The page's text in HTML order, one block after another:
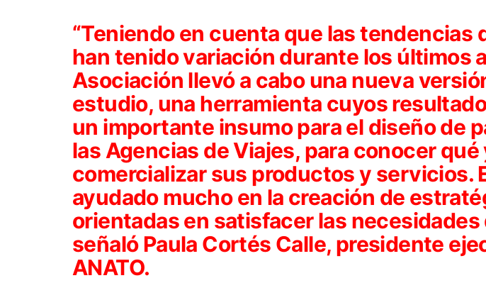
“Teniendo en cuenta que las tendencias
han tenido variación durante los últimos
Asociación llevó a cabo una nueva
estudio, una herramienta cuyos
un importante insumo para el diseño de
las Agencias de Viajes, para conocer qué
comercializar sus productos y servicios.
ayudado mucho en la creación de
orientadas en satisfacer las necesidades
señaló Paula Cortés Calle, presidente
ANATO.